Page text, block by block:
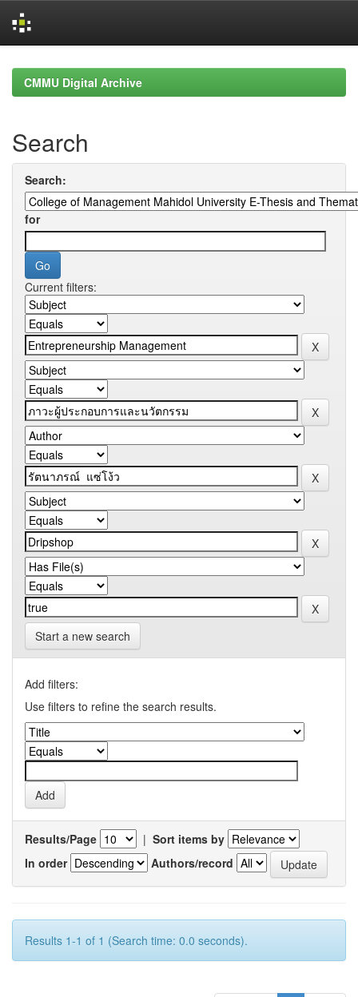
navigationCMMU Digital Archive
Search
Search:
for
Current filters:
Start a new search
Add filters:
Use filters to refine the search results.
Results/Page | Sort items by
In order
Authors/record
Results 1-1 of 1 (Search time: 0.0 seconds).